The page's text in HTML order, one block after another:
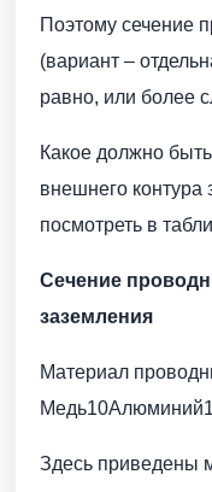
Поэтому сечение
(вариант –
равно, или более
Какое должно
внешнего
посмотреть в
Сечение
заземления
Материал
Здесь приведены